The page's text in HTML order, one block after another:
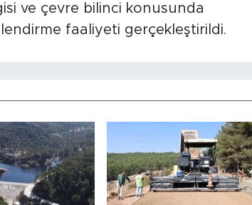
ve çevre bilinci konusunda
faaliyeti gerçekleştirildi.